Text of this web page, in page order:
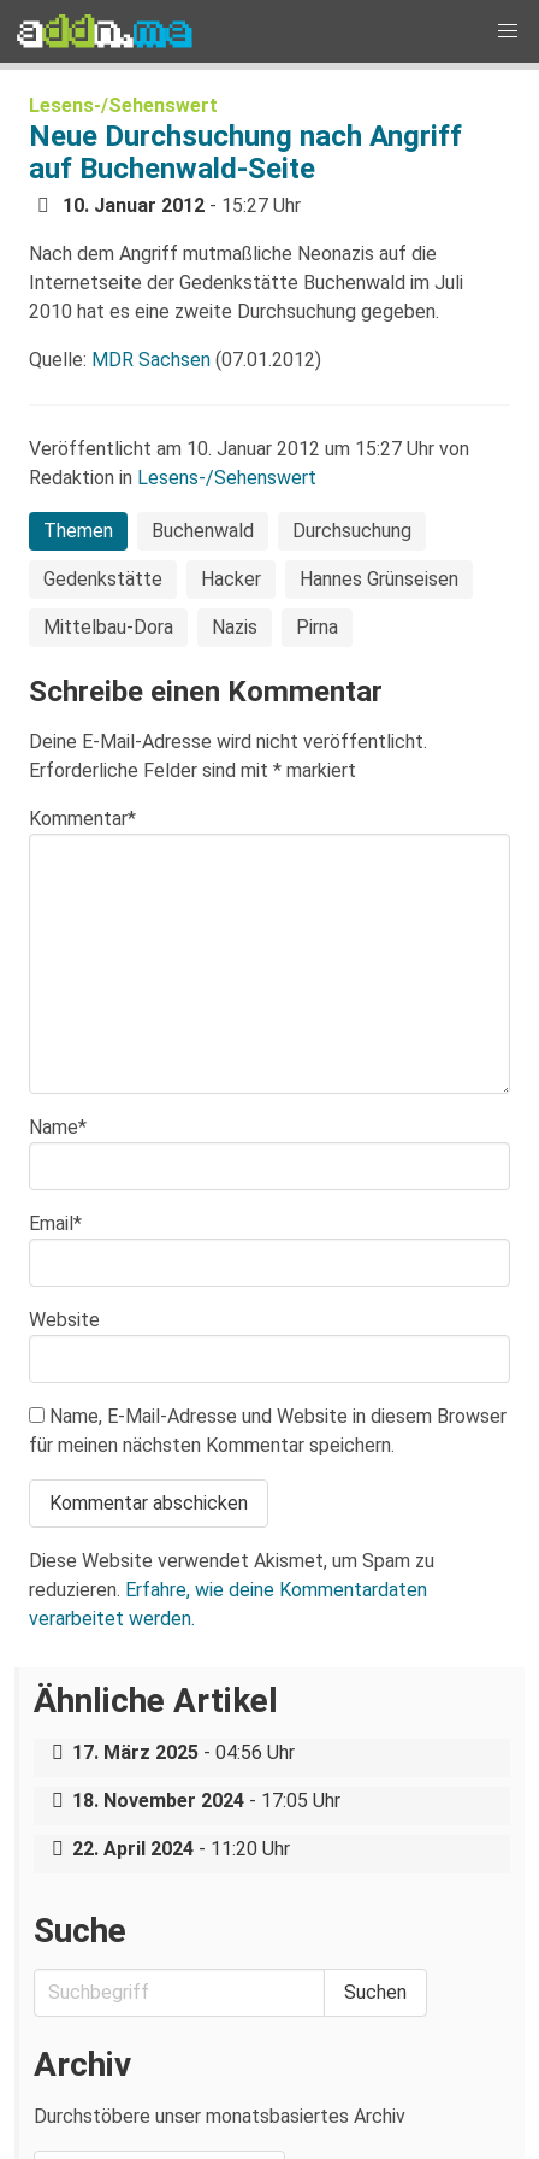
Lesens-/Sehenswert
Neue Durchsuchung nach Angriff
auf Buchenwald-Seite
10. Januar 2012 - 15:27 Uhr
Nach dem Angriff mutmaßliche Neonazis auf die
Internetseite der Gedenkstätte Buchenwald im Juli
2010 hat es eine zweite Durchsuchung gegeben.
Quelle: MDR Sachsen (07.01.2012)
Veröffentlicht am 10. Januar 2012 um 15:27 Uhr von
Redaktion in Lesens-/Sehenswert
Themen Buchenwald Durchsuchung
Gedenkstätte Hacker Hannes Grünseisen
Mittelbau-Dora Nazis Pirna
Schreibe einen Kommentar
Deine E-Mail-Adresse wird nicht veröffentlicht.
Erforderliche Felder sind mit * markiert
Kommentar*
Name*
Email*
Website
Name, E-Mail-Adresse und Website in diesem Browser
für meinen nächsten Kommentar speichern.
Diese Website verwendet Akismet, um Spam zu
reduzieren. Erfahre, wie deine Kommentardaten
verarbeitet werden.
Ähnliche Artikel
Holocaustgedenktag in Coswig bei
17. März 2025 - 04:56 Uhr
Nazigruppe sucht (und bekommt) Stress
18. November 2024 - 17:05 Uhr
Bundespolizei lässt Neonazis ungestört
22. April 2024 - 11:20 Uhr
Suche
Archiv
Durchstöbere unser monatsbasiertes Archiv